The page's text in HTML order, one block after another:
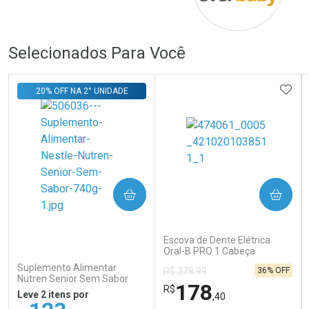
Por R$ 279,00/cada
Por R$ 279,00/cada
Selecionados Para Você
Suplemento Alimentar
Nutren Senior Sem Sabor
740g
20% OFF NA 2° UNIDADE
Leve 2 itens por
COMPRAR
Escova de Dente Elétrica
Oral-B PRO 1 Cabeça
Redonda Recarregável 1
Unidade
R$ 278,99
R$178,40
36% OFF
COMPRAR